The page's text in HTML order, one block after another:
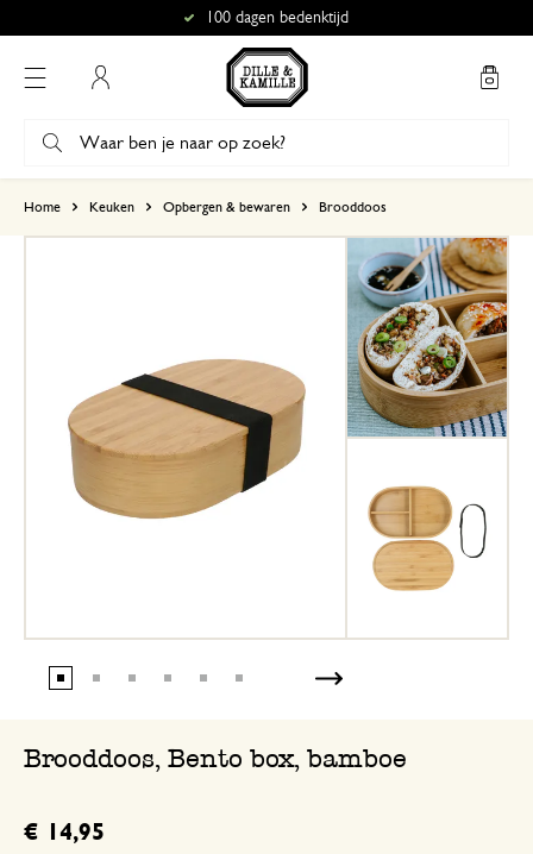
100 dagen bedenktijd
Home Keuken Opbergen & bewaren Brooddoos
Brooddoos, Bento box, bamboe
€ 14,95